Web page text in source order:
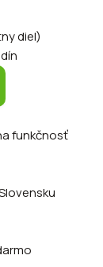
diel)
funkčnosť